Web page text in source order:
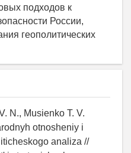
N., Musienko T. V.
otnosheniy i
analiza //